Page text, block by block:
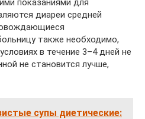
диареи средней
также необходимо,
в течение 3–4 дней не
не становится лучше,
супы диетические: